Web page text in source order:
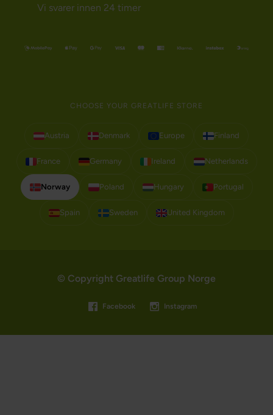
Vi svarer innen 24 timer
CHOOSE YOUR GREATLIFE STORE
Austria Denmark Europe Finland
France Germany Ireland Netherlands
Norway Poland Hungary Portugal
Spain Sweden United Kingdom
© Copyright Greatlife Group Norge
Facebook Instagram